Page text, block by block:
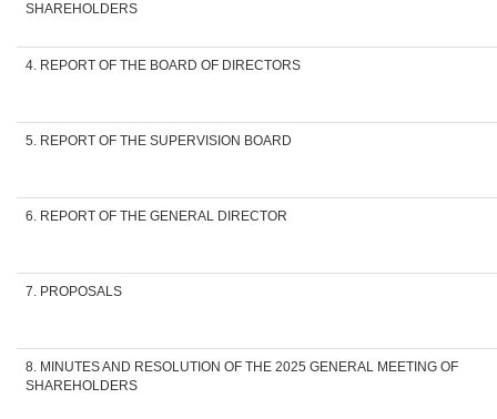
SHAREHOLDERS
4. REPORT OF THE BOARD OF DIRECTORS
5. REPORT OF THE SUPERVISION BOARD
6. REPORT OF THE GENERAL DIRECTOR
7. PROPOSALS
8. MINUTES AND RESOLUTION OF THE 2025 GENERAL MEETING OF
SHAREHOLDERS